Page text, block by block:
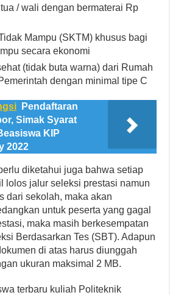
/ wali dengan bermaterai Rp
Mampu (SKTM) khusus bagi
secara ekonomi
(tidak buta warna) dari Rumah
dengan minimal tipe C
Pendaftaran
Simak Syarat
KIP
2022
diketahui juga bahwa setiap
lolos jalur seleksi prestasi namun
dari sekolah, maka akan
untuk peserta yang gagal
maka masih berkesempatan
Berdasarkan Tes (SBT). Adapun
di atas harus diunggah
ukuran maksimal 2 MB.
terbaru kuliah Politeknik